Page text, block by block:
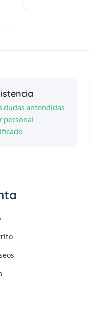
dudas antendidas
personal